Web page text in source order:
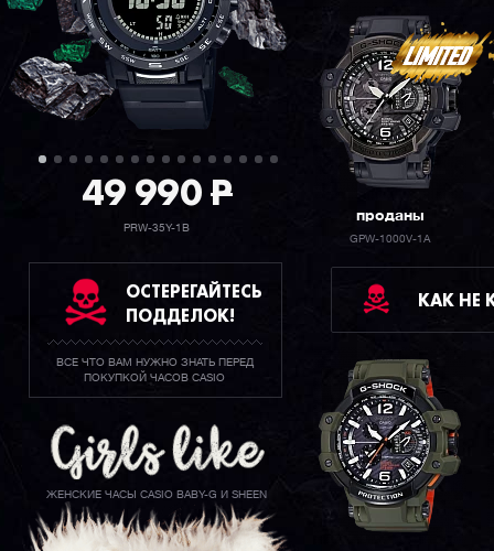
49 990P
PRW-35Y-1B
ОСТЕРЕГАЙТЕСЬ
ПОДДЕЛОК!
ВСЕ ЧТО ВАМ НУЖНО ЗНАТЬ ПЕРЕД
ПОКУПКОЙ ЧАСОВ CASIO
ЖЕНСКИЕ ЧАСЫ CASIO BABY-G И SHEEN
проданы
GPW-1000V-1A
КАК НЕ